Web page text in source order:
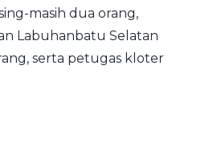
masih dua orang,
Labuhanbatu Selatan
serta petugas kloter